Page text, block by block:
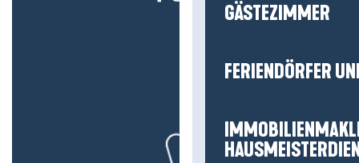
GÄSTEZIMMER
FERIENDÖRFER